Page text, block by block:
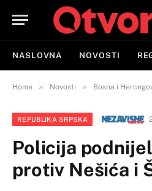
NASLOVNA NOVOSTI
Home » Novosti » Bosna i
REPUBLIKA SRPSKA
Policija
protiv Nešića i